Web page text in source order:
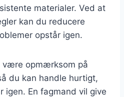
materialer. Ved at
kan du reducere
opstår igen.
være opmærksom på
du kan handle hurtigt,
igen. En fagmand vil give